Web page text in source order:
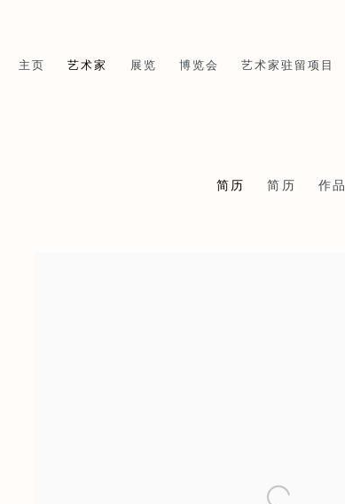
主页 艺术家 展览 博览会 艺术家驻留项目
简历 简历 作品